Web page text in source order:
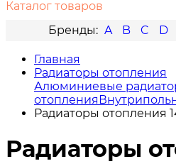
Каталог товаров
A
B C D
Главная
Радиаторы отопления
Алюминиевые
отопления
Радиаторы отопления
Радиаторы